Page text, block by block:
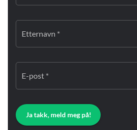
Etternavn *
E-post *
Ja takk, meld meg på!